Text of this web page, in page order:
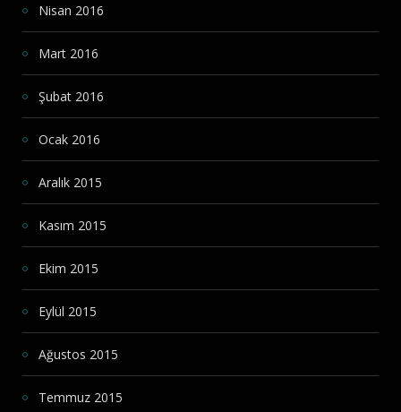
Nisan 2016
Mart 2016
Şubat 2016
Ocak 2016
Aralık 2015
Kasım 2015
Ekim 2015
Eylül 2015
Ağustos 2015
Temmuz 2015